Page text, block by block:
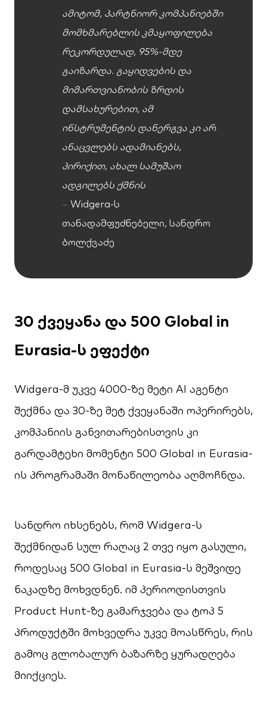
ამიტომ, პარტნიორ კომპანიებში
მომხმარებლის კმაყოფილება
რეკორდულად, 95%-მდე
გაიზარდა. გაყიდვების და
მიმართვიანობის ზრდის
დამსახურებით, ამ
ინსტრუმენტის დანერგვა კი არ
ანაცვლებს ადამიანებს,
პირიქით, ახალ სამუშაო
ადგილებს ქმნის
– Widgera-ს
თანადამფუძნებელი, სანდრო
ბოლქვაძე
30 ქვეყანა და 500 Global in
Eurasia-ს ეფექტი
Widgera-მ უკვე 4000-ზე მეტი AI აგენტი
შექმნა და 30-ზე მეტ ქვეყანაში ოპერირებს,
კომპანიის განვითარებისთვის კი
გარდამტეხი მომენტი 500 Global in Eurasia-
ის პროგრამაში მონაწილეობა აღმოჩნდა.
სანდრო იხსენებს, რომ Widgera-ს
შექმნიდან სულ რაღაც 2 თვე იყო გასული,
როდესაც 500 Global in Eurasia-ს მეშვიდე
ნაკადზე მოხვდნენ. იმ პერიოდისთვის
Product Hunt-ზე გამარჯვება და ტოპ 5
პროდუქტში მოხვედრა უკვე მოასწრეს, რის
გამოც გლობალურ ბაზარზე ყურადღება
მიიქციეს.